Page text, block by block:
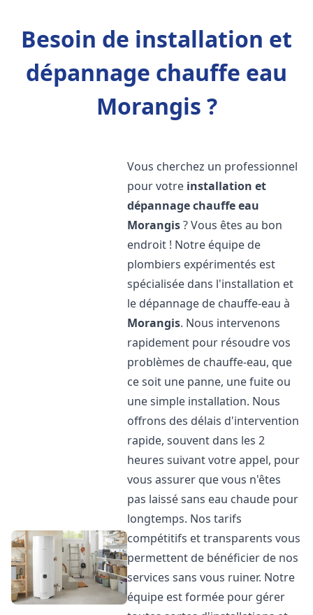
Besoin de installation et
dépannage chauffe eau
Morangis ?
Vous cherchez un professionnel
pour votre installation et
dépannage chauffe eau
Morangis? Vous êtes au bon
endroit ! Notre équipe de
plombiers expérimentés est
spécialisée dans l'installation et
le dépannage de chauffe-eau à
Morangis. Nous intervenons
rapidement pour résoudre vos
problèmes de chauffe-eau, que
ce soit une panne, une fuite ou
une simple installation. Nous
offrons des délais d'intervention
rapide, souvent dans les 2
heures suivant votre appel, pour
vous assurer que vous n'êtes
pas laissé sans eau chaude pour
longtemps. Nos tarifs
compétitifs et transparents vous
permettent de bénéficier de nos
services sans vous ruiner. Notre
équipe est formée pour gérer